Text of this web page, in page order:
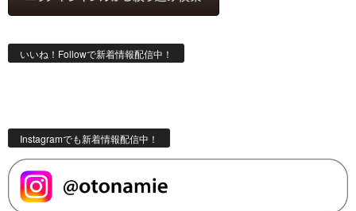
いいね！Followで新着情報配信中！
Instagramでも新着情報配信中！